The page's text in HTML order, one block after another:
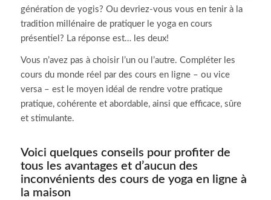
génération de yogis? Ou devriez-vous vous en tenir à la
tradition millénaire de pratiquer le yoga en cours
présentiel? La réponse est… les deux!
Vous n’avez pas à choisir l’un ou l’autre. Compléter les
cours du monde réel par des cours en ligne – ou vice
versa – est le moyen idéal de rendre votre pratique
pratique, cohérente et abordable, ainsi que efficace, sûre
et stimulante.
Voici quelques conseils pour profiter de
tous les avantages et d’aucun des
inconvénients des cours de yoga en ligne à
la maison